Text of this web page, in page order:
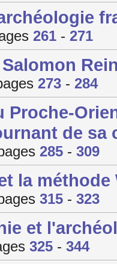
261 - 271
273 - 284
Proche-
de sa
285 - 309
la méthode
315 - 323
et
325 - 344